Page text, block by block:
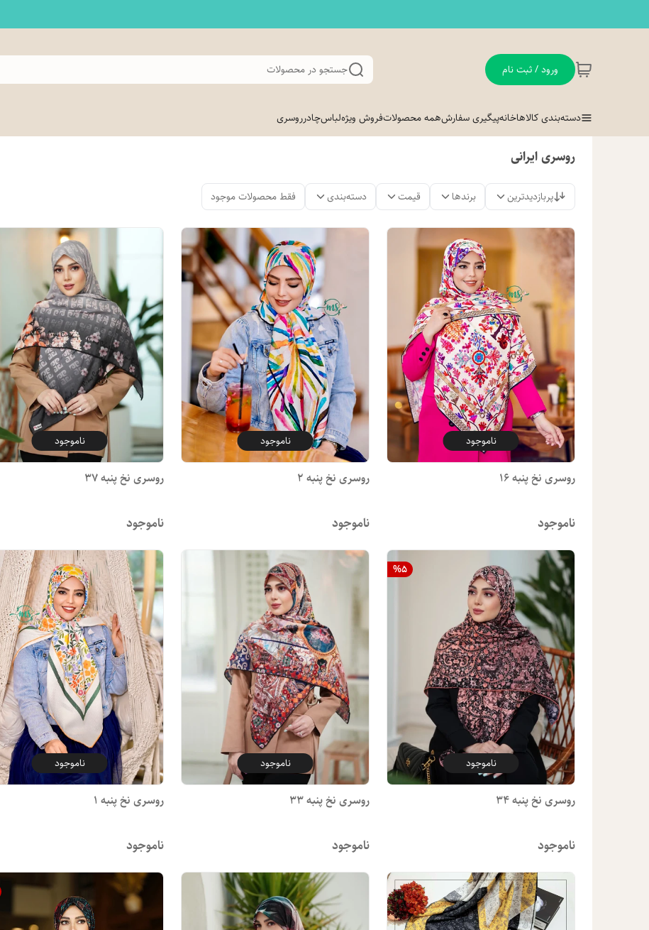
ورود / ثبت نام جستجو در محصولات
دسته‌بندی کالاهاخانهپیگیری سفارشهمه محصولاتفروش ویژهلباسچادرروسری
روسری ایرانی
پربازدیدترین برندها قیمت دسته‌بندی فقط محصولات موجود
ناموجود
روسری نخ پنبه 16
ناموجود
ناموجود
روسری نخ پنبه 2
ناموجود
ناموجود
روسری نخ پنبه 37
ناموجود
%5
ناموجود
روسری نخ پنبه 34
ناموجود
ناموجود
روسری نخ پنبه 33
ناموجود
ناموجود
روسری نخ پنبه 1
ناموجود